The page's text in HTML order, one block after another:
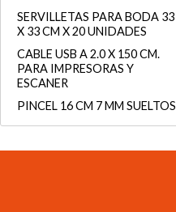
SERVILLETAS PARA BODA 33
X 33 CM X 20 UNIDADES
CABLE USB A 2.0 X 150 CM.
PARA IMPRESORAS Y
ESCANER
PINCEL 16 CM 7 MM SUELTOS